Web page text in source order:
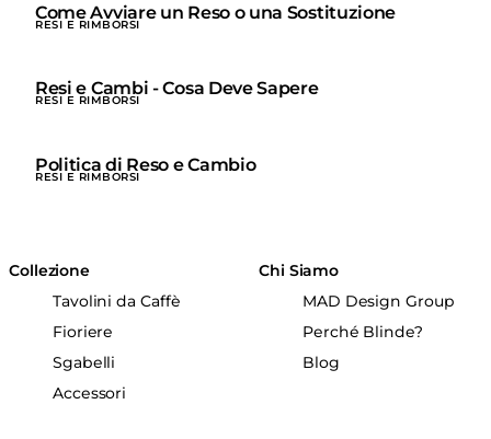
Come Avviare un Reso o una Sostituzione
RESI E RIMBORSI
Resi e Cambi - Cosa Deve Sapere
RESI E RIMBORSI
Politica di Reso e Cambio
RESI E RIMBORSI
Collezione
Tavolini da Caffè
Fioriere
Sgabelli
Accessori
Chi Siamo
MAD Design Group
Perché Blinde?
Blog